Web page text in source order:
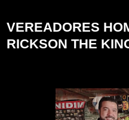
VEREADORES
RICKSON THE